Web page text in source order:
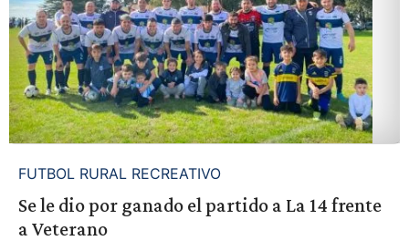
FUTBOL RURAL RECREATIVO
Se le dio por ganado el partido a La 14 frente
a Veterano